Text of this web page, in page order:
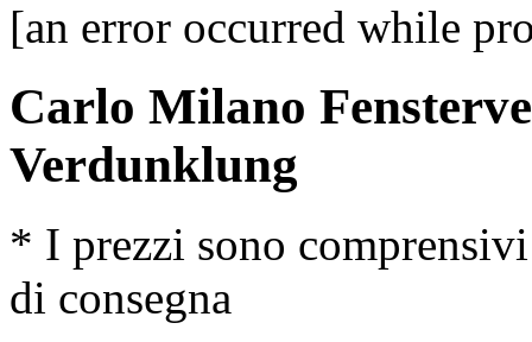
[an error occurred while
Carlo Milano
Verdunklung
* I prezzi sono
di consegna